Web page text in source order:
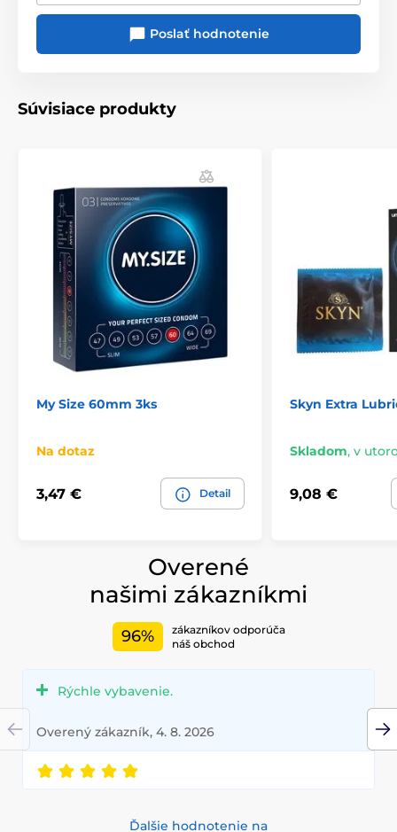
Poslať hodnotenie
Súvisiace produkty
My Size 60mm 3ks
Na dotaz
3,47 € Detail
Skyn Extra
Skladom, v
9,08 €
Overené
našimi zákazníkmi
96%
zákazníkov odporúča
náš obchod
Rýchle vybavenie.
Overený zákazník, 4. 8. 2026
Ďalšie hodnotenie na